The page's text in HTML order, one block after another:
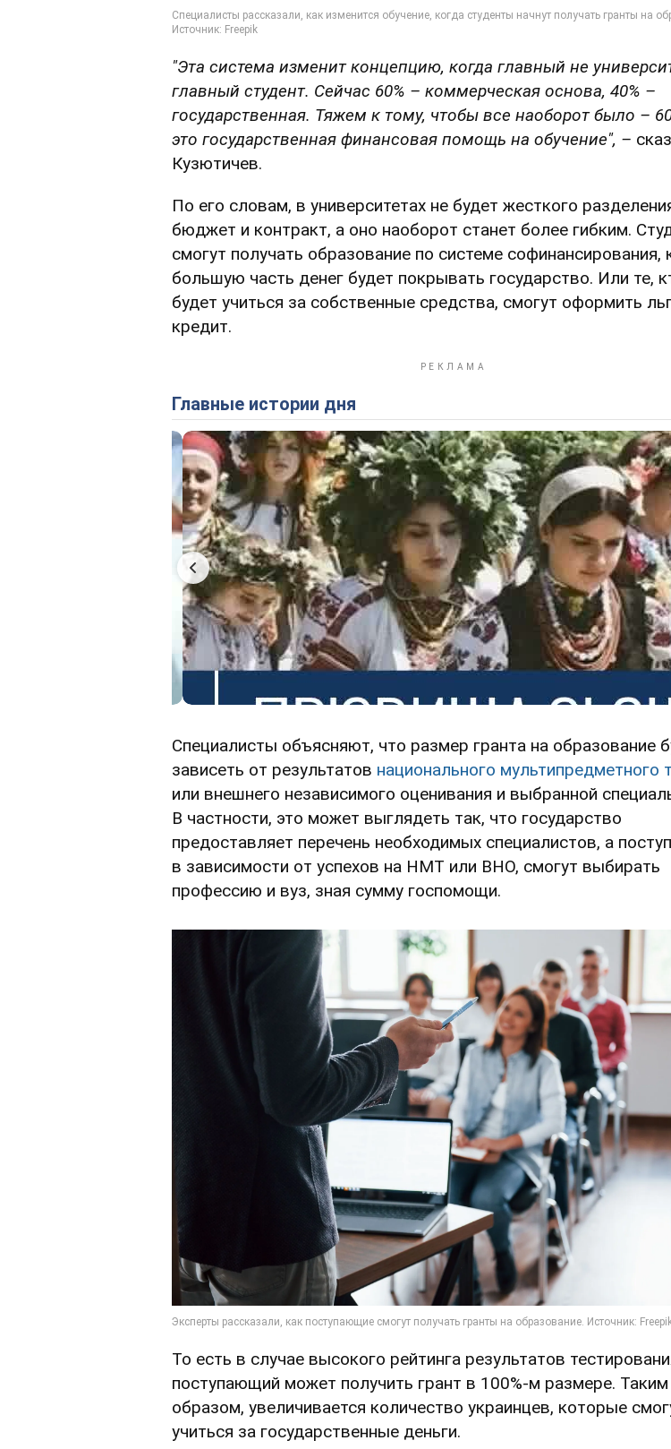
"Эта система изменит концепцию, когда главный не
главный студент. Сейчас 60% – коммерческая основа, 40% –
государственная. Тяжем к тому, чтобы все наоборот было –
это государственная финансовая помощь на обучение", –
Кузютичев.
По его словам, в университетах не будет жесткого
бюджет и контракт, а оно наоборот станет более гибким.
смогут получать образование по системе софинансирования,
большую часть денег будет покрывать государство. Или те,
будет учиться за собственные средства, смогут оформить
кредит.
Главные истории дня
Специалисты объясняют, что размер гранта на образование
зависеть от результатов национального мультипредметного
или внешнего независимого оценивания и выбранной
В частности, это может выглядеть так, что государство
предоставляет перечень необходимых специалистов, а
в зависимости от успехов на НМТ или ВНО, смогут выбирать
профессию и вуз, зная сумму госпомощи.
То есть в случае высокого рейтинга результатов
поступающий может получить грант в 100%-м размере. Таким
образом, увеличивается количество украинцев, которые
учиться за государственные деньги.